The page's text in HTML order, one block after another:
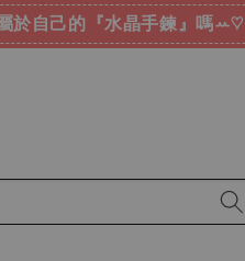
鍊』嗎ꕀ♡ 私訊我們.ᐟ.ᐟ